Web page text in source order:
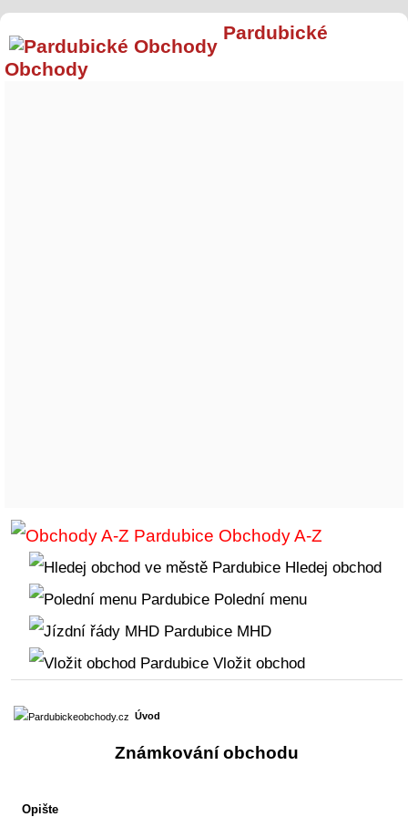
Pardubické
Obchody
Obchody A-Z
Hledej obchod
Polední menu
MHD
Vložit obchod
Úvod
Známkování obchodu
Opište